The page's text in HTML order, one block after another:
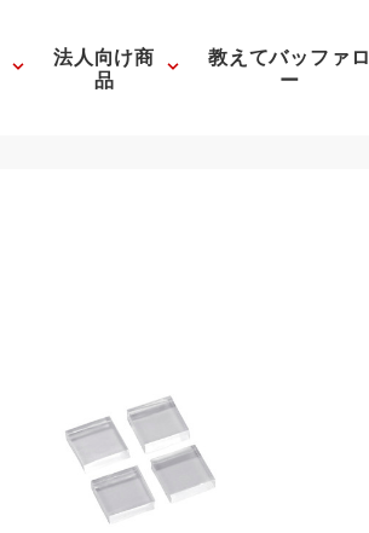
法人向け商
品
教えてバッファロ
ー